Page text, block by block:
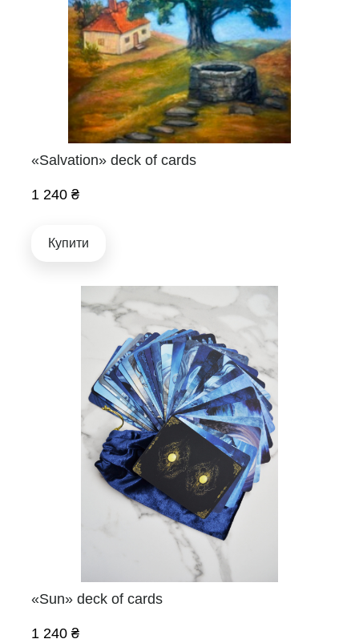
«Salvation» deck of cards
1 240 ₴
Купити
«Sun» deck of cards
1 240 ₴